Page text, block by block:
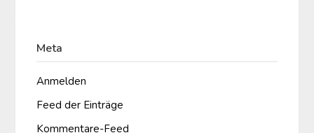
Meta
Anmelden
Feed der Einträge
Kommentare-Feed